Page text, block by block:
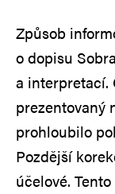
Způsob
o dopisu
a interpretací.
prezentovaný
prohloubilo
Pozdější
účelové.